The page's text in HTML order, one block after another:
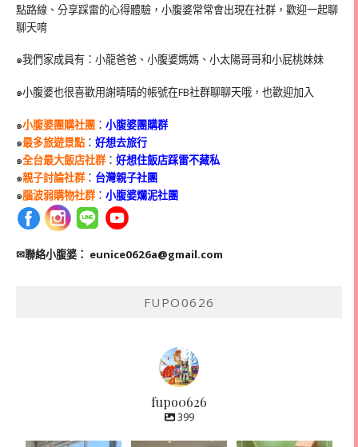
點路線、分享踩雷的心得體驗，小腹婆常常會出現在社群，歡迎一起聊
聊天唷
๑我們家成員有：小龍爸爸、小腹婆媽媽、小太陽哥哥和小屁桃妹妹
๑小腹婆也很喜歡用謝晴晴的帳號在FB社群聊聊天哦，也歡迎加入
๑小腹婆團購社團 ： 小腹婆團購群
๑最多旅遊景點： 好想去旅行
๑全台最大飯店社群： 好想住飯店踩雷不藏私
๑親子討論社群： 台灣親子社團
๑腦波弱購物社群： 小腹婆爛泥社團
✉聯絡小腹婆： eunice0626a@gmail.com
FUPO0626
fupo0626
399